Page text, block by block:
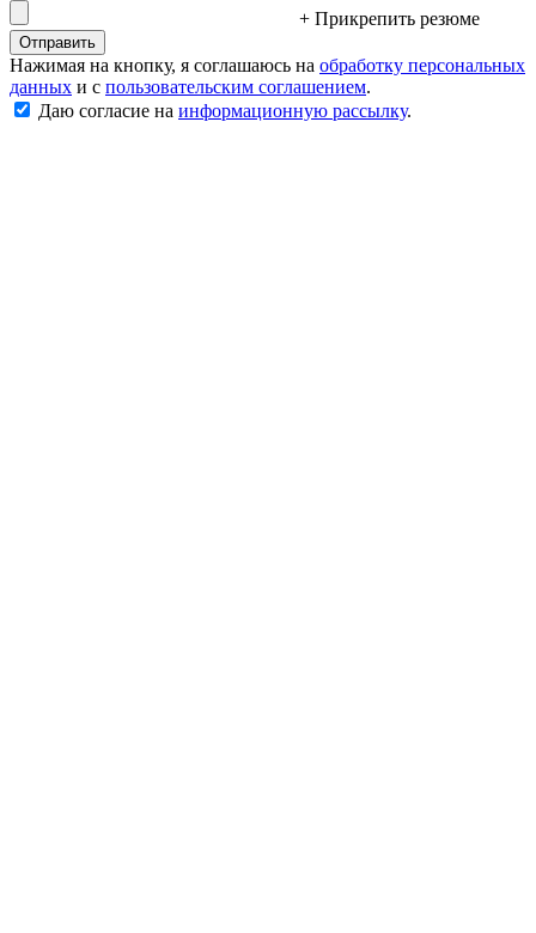
+ Прикрепить резюме
Отправить
Нажимая на кнопку, я соглашаюсь на обработку персональных
данных и с пользовательским соглашением.
Даю согласие на информационную рассылку.